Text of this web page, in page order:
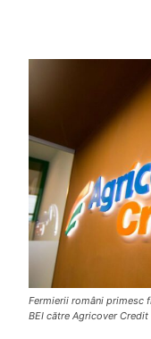
Fermierii români primesc
BEI către Agricover Credit